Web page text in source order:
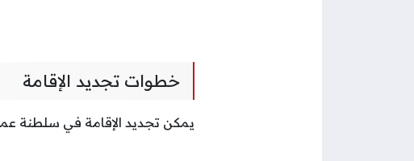
خطوات تجديد الإقامة
يمكن تجديد الإقامة في سلطنة